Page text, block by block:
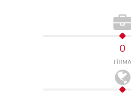
0
FİRMA